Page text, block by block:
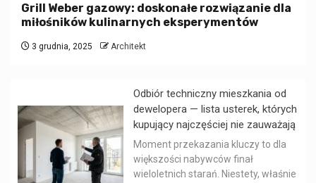
Grill Weber gazowy: doskonałe rozwiązanie dla
miłośników kulinarnych eksperymentów
3 grudnia, 2025 Architekt
Odbiór techniczny mieszkania od
dewelopera — lista usterek, których
kupujący najczęściej nie zauważają
Moment przekazania kluczy to dla
większości nabywców finał
wieloletnich starań. Niestety, właśnie